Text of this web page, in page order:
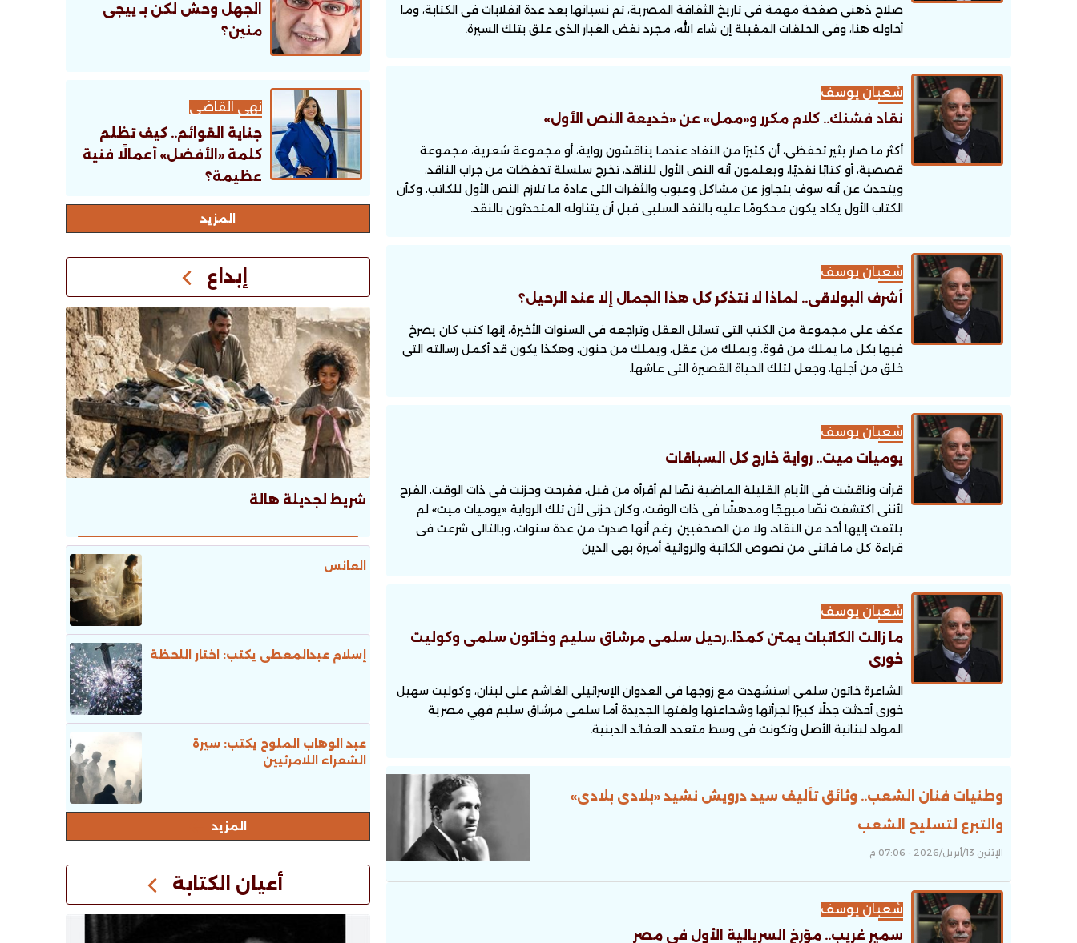
صلاح ذهنى صفحة مهمة فى تاريخ الثقافة المصرية، تم نسيانها بعد عدة انقلابات فى الكتابة، وما
أحاوله هنا، وفى الحلقات المقبلة إن شاء الله، مجرد نفض الغبار الذى علق بتلك السيرة.
شعبان يوسف
نقاد فشنك.. كلام مكرر و«ممل» عن «خديعة النص الأول»
أكثر ما صار يثير تحفظى، أن كثيرًا من النقاد عندما يناقشون رواية، أو مجموعة شعرية، مجموعة
قصصية، أو كتابًا نقديًا، ويعلمون أنه النص الأول للناقد، تخرج سلسلة تحفظات من جراب الناقد،
ويتحدث عن أنه سوف يتجاوز عن مشاكل وعيوب والثغرات التى عادة ما تلازم النص الأول للكاتب، وكأن
الكتاب الأول يكاد يكون محكومًا عليه بالنقد السلبى قبل أن يتناوله المتحدثون بالنقد.
شعبان يوسف
أشرف البولاقى.. لماذا لا نتذكر كل هذا الجمال إلا عند الرحيل؟
عكف على مجموعة من الكتب التى تسائل العقل وتراجعه فى السنوات الأخيرة، إنها كتب كان يصرخ
فيها بكل ما يملك من قوة، ويملك من عقل، ويملك من جنون، وهكذا يكون قد أكمل رسالته التى
خلق من أجلها، وجعل لتلك الحياة القصيرة التى عاشها.
شعبان يوسف
يوميات ميت.. رواية خارج كل السباقات
قرأت وناقشت فى الأيام القليلة الماضية نصّا لم أقرأه من قبل، ففرحت وحزنت فى ذات الوقت، الفرح
لأننى اكتشفت نصّا مبهجًا ومدهشًا فى ذات الوقت، وكان حزنى لأن تلك الرواية «يوميات ميت» لم
يلتفت إليها أحد من النقاد، ولا من الصحفيين، رغم أنها صدرت من عدة سنوات، وبالتالى شرعت فى
قراءة كل ما فاتنى من نصوص الكاتبة والروائية أميرة بهى الدين
شعبان يوسف
ما زالت الكاتبات يمتن كمدًا..رحيل سلمى مرشاق سليم وخاتون سلمى وكوليت
خورى
الشاعرة خاتون سلمى استشهدت مع زوجها فى العدوان الإسرائيلى الغاشم على لبنان، وكوليت سهيل
خورى أحدثت جدلًا كبيرًا لجرأتها وشجاعتها ولغتها الجديدة أما سلمى مرشاق سليم فهي مصرية
المولد لبنانية الأصل وتكونت فى وسط متعدد العقائد الدينية.
وطنيات فنان الشعب.. وثائق تأليف سيد درويش نشيد «بلادى بلادى»
والتبرع لتسليح الشعب
الإثنين 13/أبريل/2026 - 07:06 م
شعبان يوسف
سمير غريب.. مؤرخ السريالية الأول فى مصر
الجهل وحش لكن بـ ييجى
منين؟
نهى القاضى
جناية القوائم.. كيف تظلم
كلمة «الأفضل» أعمالًا فنية
عظيمة؟
اﻟﻤﺰﻳﺪ
إبداع
شريط لجديلة هالة
العانس
إسلام عبدالمعطى يكتب: اختار اللحظة
عبد الوهاب الملوح يكتب: سيرة
الشعراء اللامرئيين
المزيد
أعيان الكتابة